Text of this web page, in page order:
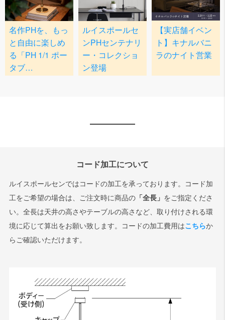
コード加工について
ルイスポールセンではコードの加工を承っております。コード加
工をご希望の場合は、ご注文時に商品の「全長」 をご指定くださ
い。全長は天井の高さやテーブルの高さなど、取り付けされる環
境に応じて算出をお願い致します。コードの加工費用はこちらか
らご確認いただけます。